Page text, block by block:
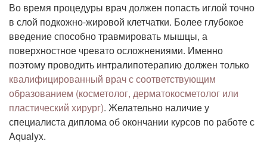
Во время процедуры врач должен попасть иглой точно
в слой подкожно-жировой клетчатки. Более глубокое
введение способно травмировать мышцы, а
поверхностное чревато осложнениями. Именно
поэтому проводить интралипотерапию должен только
квалифицированный врач с соответствующим
образованием (косметолог, дерматокосметолог или
пластический хирург). Желательно наличие у
специалиста диплома об окончании курсов по работе с
Aqualyx.